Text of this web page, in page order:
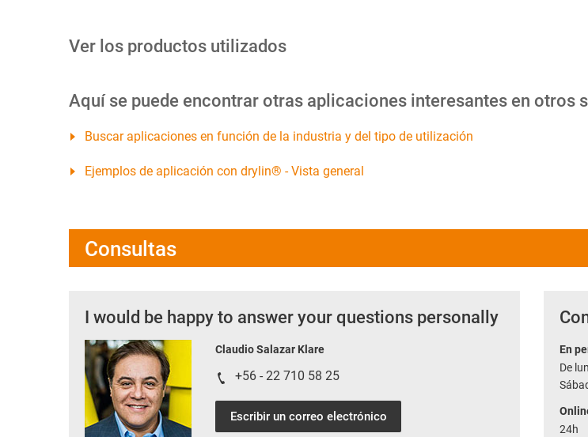
Ver los productos utilizados
Aquí se puede encontrar otras aplicaciones interesantes en otros
Buscar aplicaciones en función de la industria y del tipo de utilización
Ejemplos de aplicación con drylin® - Vista general
Consultas
I would be happy to answer your questions personally
Claudio Salazar Klare
+56 - 22 710 58 25
Escribir un correo electrónico
En
De
24h